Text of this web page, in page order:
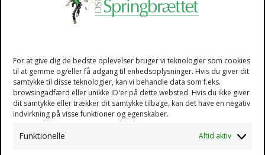
For at give dig de bedste oplevelser bruger vi teknologier som cookies
til at gemme og/eller få adgang til enhedsoplysninger. Hvis du giver dit
samtykke til disse teknologier, kan vi behandle data som f.eks.
browsingadfærd eller unikke ID'er på dette websted. Hvis du ikke giver
dit samtykke eller trækker dit samtykke tilbage, kan det have en negativ
indvirkning på visse funktioner og egenskaber.
Funktionelle Altid aktiv
arbejde for at vi fremover vil kunne tilbyde et ligeså
kvalificeret, professionelt og engageret
Med venlig hilsen
Susanne Holden
Forstander